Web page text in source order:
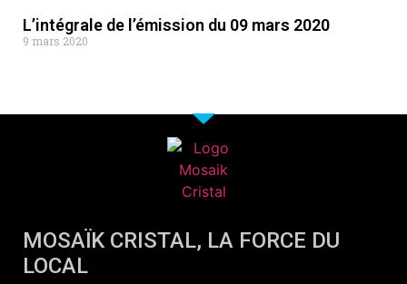
L’intégrale de l’émission du 09 mars 2020
9 mars 2020
MOSAÏK CRISTAL, LA FORCE DU
LOCAL